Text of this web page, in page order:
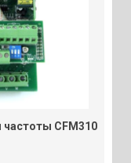
частоты CFM310